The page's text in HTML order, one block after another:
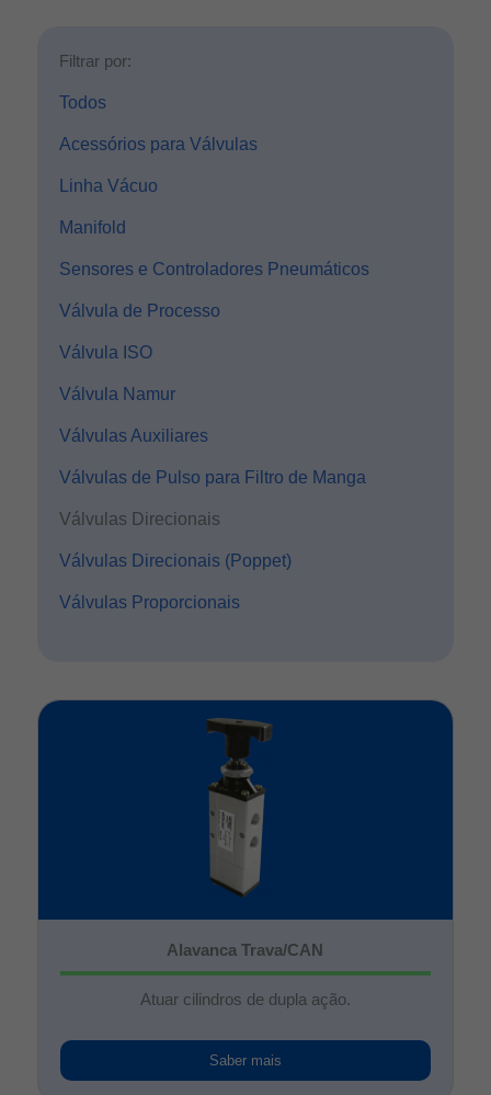
Filtrar por:
Todos
Acessórios para Válvulas
Linha Vácuo
Manifold
Sensores e Controladores Pneumáticos
Válvula de Processo
Válvula ISO
Válvula Namur
Válvulas Auxiliares
Válvulas de Pulso para Filtro de Manga
Válvulas Direcionais
Válvulas Direcionais (Poppet)
Válvulas Proporcionais
Alavanca Trava/CAN
Atuar cilindros de dupla ação.
Saber mais